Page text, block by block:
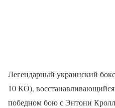
Легендарный украинский
10 КО),
победном бою с Энтони